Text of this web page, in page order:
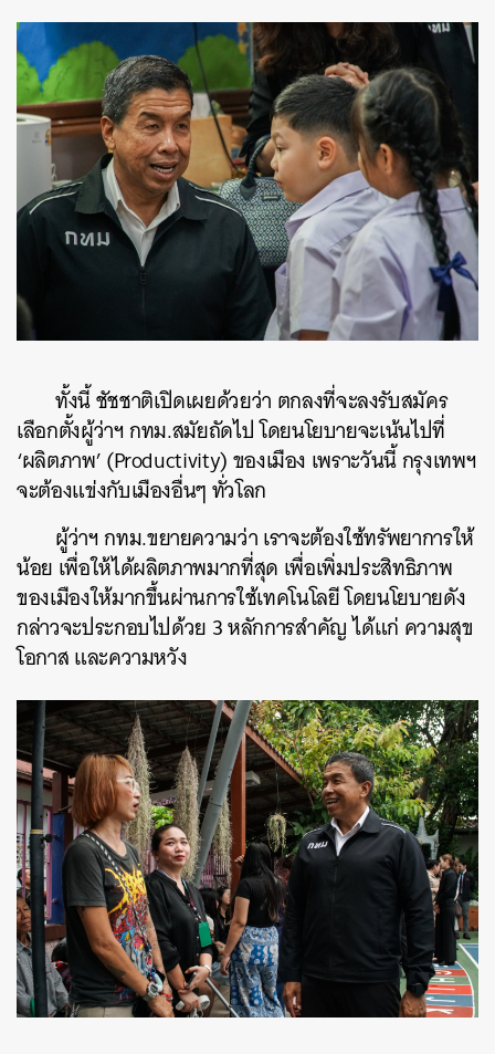
ทั้งนี้ ชัชชาติเปิดเผยด้วยว่า ตกลงที่จะลงรับสมัคร
เลือกตั้งผู้ว่าฯ กทม.สมัยถัดไป โดยนโยบายจะเน้นไปที่
‘ผลิตภาพ’ (Productivity) ของเมือง เพราะวันนี้ กรุงเทพฯ
จะต้องแข่งกับเมืองอื่นๆ ทั่วโลก
ผู้ว่าฯ กทม.ขยายความว่า เราจะต้องใช้ทรัพยาการให้
น้อย เพื่อให้ได้ผลิตภาพมากที่สุด เพื่อเพิ่มประสิทธิภาพ
ของเมืองให้มากขึ้นผ่านการใช้เทคโนโลยี โดยนโยบายดัง
กล่าวจะประกอบไปด้วย 3 หลักการสำคัญ ได้แก่ ความสุข
โอกาส และความหวัง